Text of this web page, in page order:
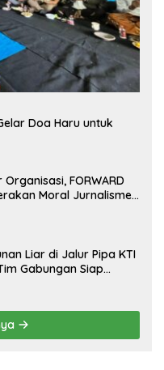
Doa Haru untuk
FORWARD
Moral Jurnalisme
Liar di Jalur Pipa KTI
Gabungan Siap